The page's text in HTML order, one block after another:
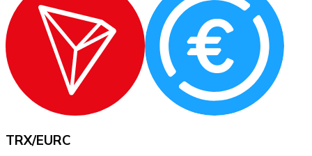
XRP
TRX/EURC